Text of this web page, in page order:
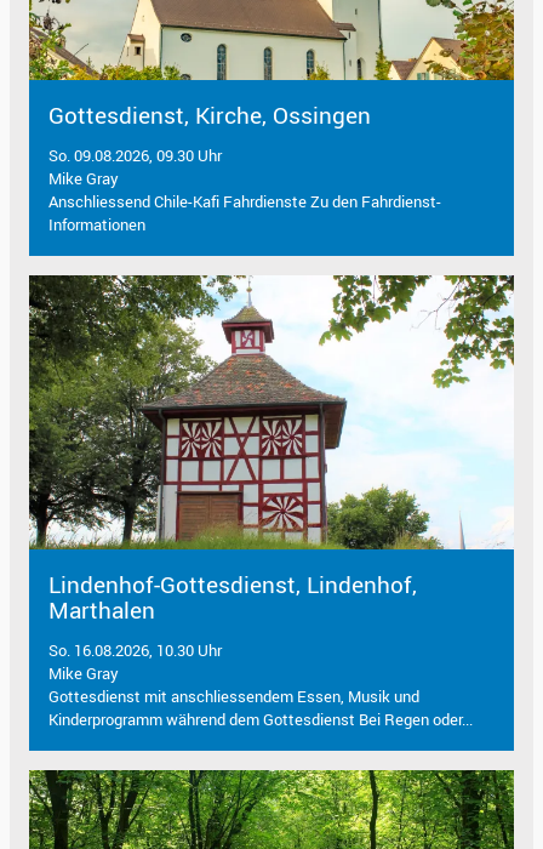
Gottesdienst, Kirche, Ossingen
So. 09.08.2026, 09.30 Uhr
Mike Gray
Anschliessend Chile-Kafi Fahrdienste Zu den Fahrdienst-
Informationen
Lindenhof-Gottesdienst, Lindenhof,
Marthalen
So. 16.08.2026, 10.30 Uhr
Mike Gray
Gottesdienst mit anschliessendem Essen, Musik und
Kinderprogramm während dem Gottesdienst Bei Regen oder...